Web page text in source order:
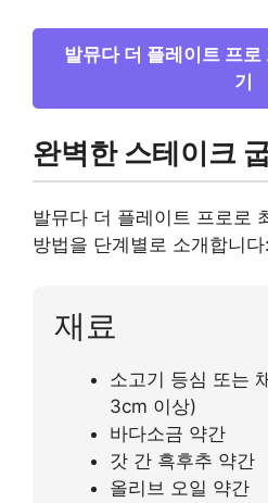
발뮤다 더 플레이트 프
기
완벽한 스테이크
발뮤다 더 플레이트 프로로
방법을 단계별로 소개합니다:
재료
소고기 등심 또는
3cm 이상)
바다소금 약간
갓 간 흑후추 약간
올리브 오일 약간